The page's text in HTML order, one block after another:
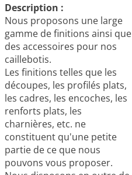
Description :
Nous proposons une large
gamme de finitions ainsi que
des accessoires pour nos
caillebotis.
Les finitions telles que les
découpes, les profilés plats,
les cadres, les encoches, les
renforts plats, les
charnières, etc. ne
constituent qu'une petite
partie de ce que nous
pouvons vous proposer.